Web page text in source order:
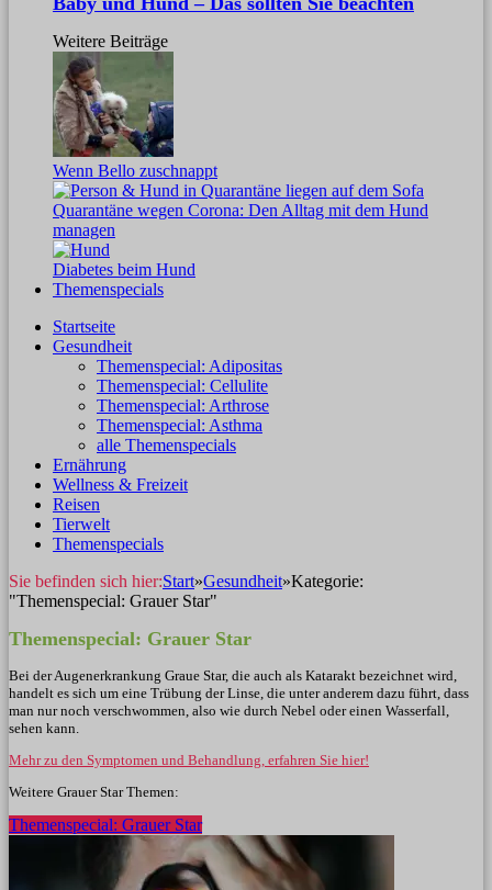
Weitere Beiträge
Wenn Bello zuschnappt
Quarantäne wegen Corona: Den Alltag mit dem Hund
managen
Diabetes beim Hund
Themenspecials
Startseite
Gesundheit
Themenspecial: Adipositas
Themenspecial: Cellulite
Themenspecial: Arthrose
Themenspecial: Asthma
alle Themenspecials
Ernährung
Wellness & Freizeit
Reisen
Tierwelt
Themenspecials
Sie befinden sich hier:Start»Gesundheit»Kategorie:
"Themenspecial: Grauer Star"
Themenspecial: Grauer Star
Bei derAugenerkrankung Graue Star, die auch als Katarakt bezeichnet wird,
handelt es sich um eine Trübung der Linse, die unter anderem dazu führt, dass
man nur noch verschwommen, also wie durch Nebel oder einen Wasserfall,
sehen kann.
Mehr zu den Symptomen und Behandlung, erfahren Sie hier!
Weitere Grauer Star Themen:
Themenspecial: Grauer Star